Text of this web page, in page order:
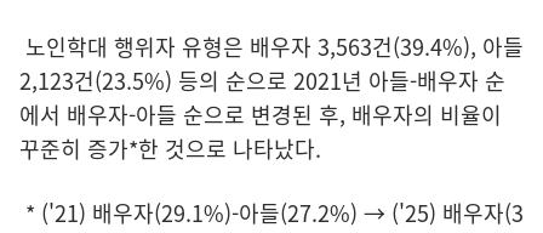
노인학대 행위자 유형은 배우자 3,563건(39.4%), 아들
2,123건(23.5%) 등의 순으로 2021년 아들-배우자 순
에서 배우자-아들 순으로 변경된 후, 배우자의 비율이
꾸준히 증가*한 것으로 나타났다.
* ('21) 배우자(29.1%)-아들(27.2%) → ('25) 배우자(3